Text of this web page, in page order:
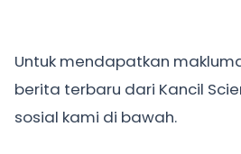
Untuk mendapatkan
berita terbaru dari Kancil
sosial kami di bawah.